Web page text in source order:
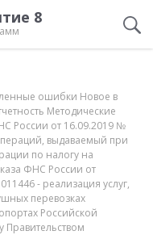
8
ошибки Новое в
Методические
России от 16.09.2019 №
выдаваемый при
по налогу на
ФНС России от
- реализация услуг,
перевозках
Российской